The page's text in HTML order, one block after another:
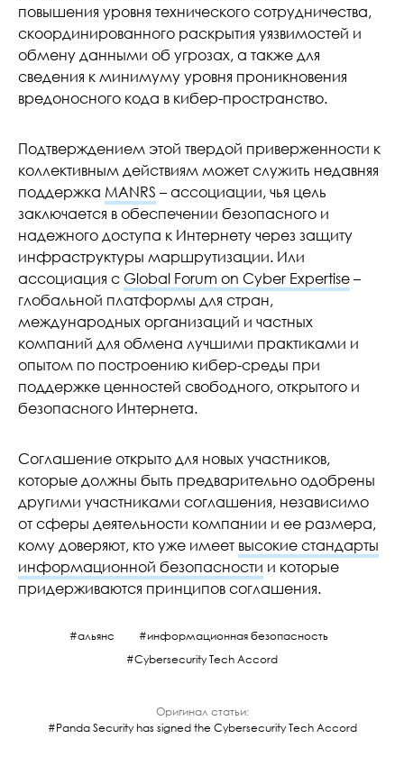
повышения уровня технического сотрудничества,
скоординированного раскрытия уязвимостей и
обмену данными об угрозах, а также для
сведения к минимуму уровня проникновения
вредоносного кода в кибер-пространство.
Подтверждением этой твердой приверженности к
коллективным действиям может служить недавняя
поддержка MANRS – ассоциации, чья цель
заключается в обеспечении безопасного и
надежного доступа к Интернету через защиту
инфраструктуры маршрутизации. Или
ассоциация с Global Forum on Cyber Expertise–
глобальной платформы для стран,
международных организаций и частных
компаний для обмена лучшими практиками и
опытом по построению кибер-среды при
поддержке ценностей свободного, открытого и
безопасного Интернета.
Соглашение открыто для новых участников,
которые должны быть предварительно одобрены
другими участниками соглашения, независимо
от сферы деятельности компании и ее размера,
кому доверяют, кто уже имеет высокие стандарты
информационной безопасности и которые
придерживаются принципов соглашения.
альянс
информационная безопасность
Cybersecurity Tech Accord
Оригинал статьи:
Panda Security has signed the Cybersecurity Tech Accord